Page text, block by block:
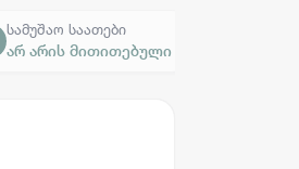
სამუშაო საათები
არ არის მითითებული